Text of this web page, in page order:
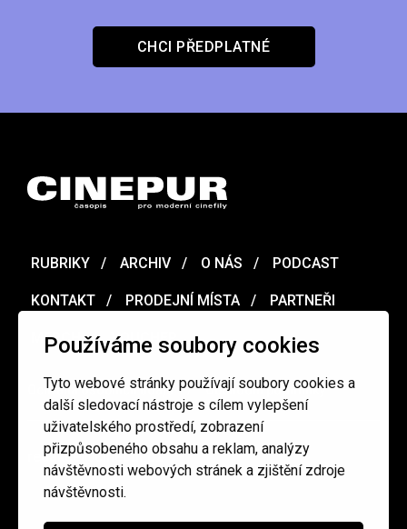
Používáme soubory cookies
Tyto webové stránky používají soubory cookies a
další sledovací nástroje s cílem vylepšení
uživatelského prostředí, zobrazení
přizpůsobeného obsahu a reklam, analýzy
návštěvnosti webových stránek a zjištění zdroje
návštěvnosti.
CHCI PŘEDPLATNÉ
RUBRIKY ARCHIV O NÁS PODCAST
KONTAKT PRODEJNÍ MÍSTA PARTNEŘI
MERCH VOUCHER
Ochrana osobních údajů / Obchodní podmínky
redakce@cinepur.cz